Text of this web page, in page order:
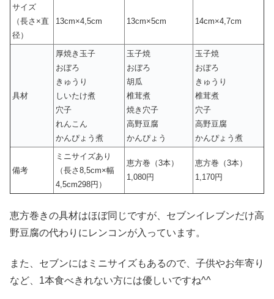
サイズ
（長さ×直
径）
13cm×4,5cm 13cm×5cm 14cm×4,7cm
具材
厚焼き玉子
おぼろ
きゅうり
しいたけ煮
穴子
れんこん
かんぴょう煮
玉子焼
おぼろ
胡瓜
椎茸煮
焼き穴子
高野豆腐
かんぴょう
玉子焼
おぼろ
きゅうり
椎茸煮
穴子
高野豆腐
かんぴょう煮
備考
ミニサイズあり
（長さ8,5cm×幅
4,5cm298円）
恵方巻（3本）
1,080円
恵方巻（3本）
1,170円
恵方巻きの具材はほぼ同じですが、セブンイレブンだけ高
野豆腐の代わりにレンコンが入っています。
また、セブンにはミニサイズもあるので、子供やお年寄り
など、1本食べきれない方には優しいですね^^